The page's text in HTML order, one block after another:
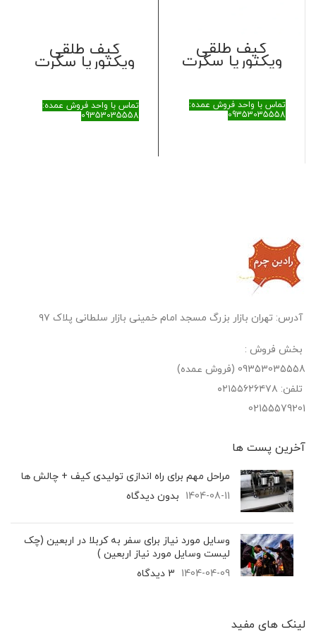
کیف طلقی
ویکتوریا سکرت
تماس با واحد فروش عمده:
09353035558
کیف طلقی
ویکتوریا سکرت
تماس با واحد فروش عمده:
09353035558
آدرس: تهران بازار بزرگ مسجد امام خمینی بازار سلطانی پلاک ۹۷
بخش فروش :
09353035558 (فروش عمده)
تلفن: ۰۲۱۵۵۶۲۶۴۷۸
02155579201
آخرین پست‌ ها
مراحل مهم برای راه اندازی تولیدی کیف + چالش ها
1404-08-11 بدون دیدگاه
وسایل مورد نیاز برای سفر به کربلا در اربعین (چک
لیست وسایل مورد نیاز اربعین )
1404-04-09 3 دیدگاه
لینک های مفید